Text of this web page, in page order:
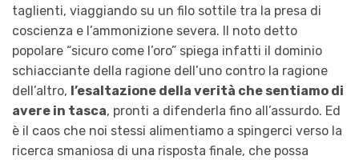
taglienti, viaggiando su un filo sottile tra la presa di
coscienza e l’ammonizione severa. Il noto detto
popolare “sicuro come l’oro” spiega infatti il dominio
schiacciante della ragione dell’uno contro la ragione
dell’altro, l’esaltazione della verità che sentiamo di
avere in tasca, pronti a difenderla fino all’assurdo. Ed
è il caos che noi stessi alimentiamo a spingerci verso la
ricerca smaniosa di una risposta finale, che possa